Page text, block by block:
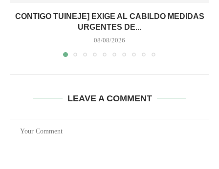
CONTIGO TUINEJE] EXIGE AL CABILDO MEDIDAS
URGENTES DE...
08/08/2026
LEAVE A COMMENT